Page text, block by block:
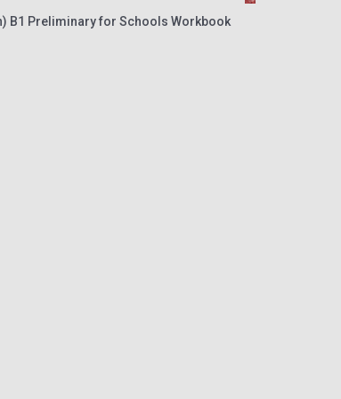
B1 Preliminary for Schools Workbook